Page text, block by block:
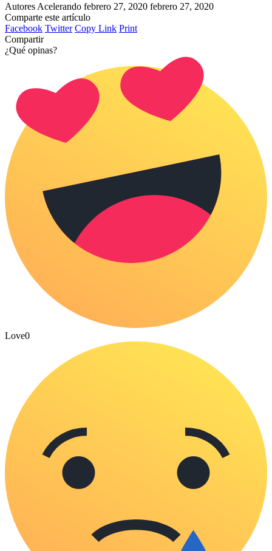
Autores Acelerando febrero 27, 2020 febrero 27, 2020
Comparte este artículo
Facebook Twitter Copy Link Print
Compartir
¿Qué opinas?
Love0